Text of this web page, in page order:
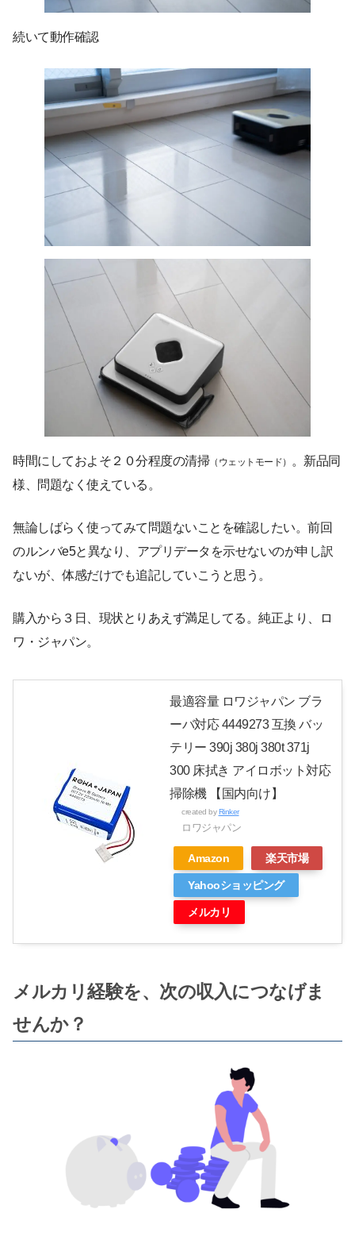
続いて動作確認
時間にしておよそ２０分程度の清掃（ウェットモード）
。新品同
様、問題なく使えている。
無論しばらく使ってみて問題ないことを確認したい。前回
のルンバe5と異なり、アプリデータを示せないのが申し訳
ないが、体感だけでも追記していこうと思う。
購入から３日、現状とりあえず満足してる。純正より、ロ
ワ・ジャパン。
最適容量 ロワジャパン ブラ
ーバ対応 4449273 互換 バッ
テリー 390j 380j 380t 371j
300 床拭き アイロボット対応
掃除機 【国内向け】
created byRinker
ロワジャパン
Amazon 楽天市場
Yahooショッピング
メルカリ
メルカリ経験を、次の収入につなげま
せんか？